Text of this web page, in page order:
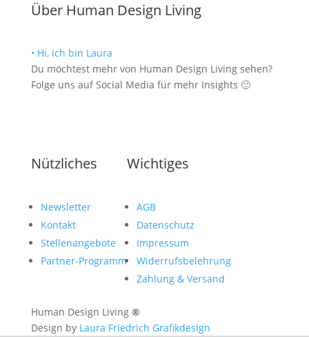
Über Human Design Living
• Hi, ich bin Laura
Du möchtest mehr von Human Design Living sehen?
Folge uns auf Social Media für mehr Insights 🙂
Nützliches
Newsletter
Kontakt
Stellenangebote
Partner-Programm
Wichtiges
AGB
Datenschutz
Impressum
Widerrufsbelehrung
Zahlung & Versand
Human Design Living ®
Design by Laura Friedrich Grafikdesign